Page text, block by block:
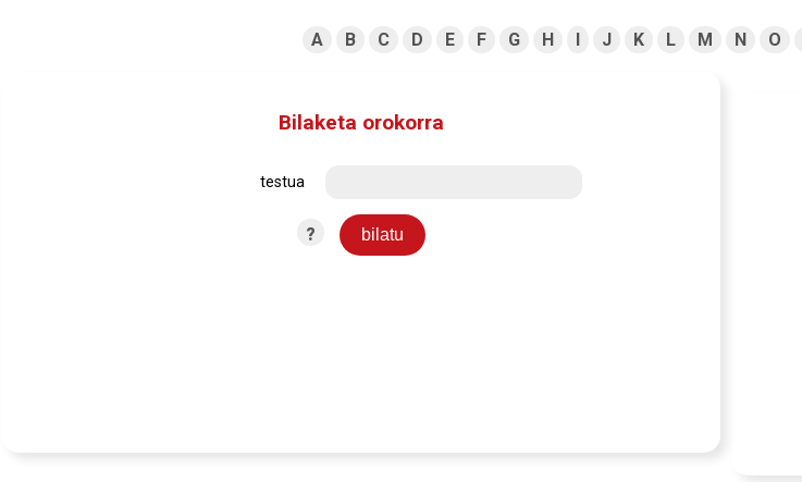
A B C D E F G H I J K L M N O
Bilaketa orokorra
testua
?